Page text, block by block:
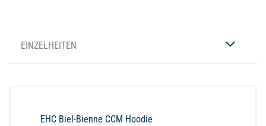
EINZELHEITEN
EHC Biel-Bienne CCM Hoodie